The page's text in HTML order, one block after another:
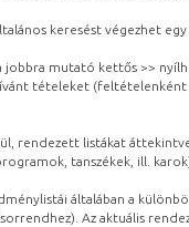
keresést végezhet
jobbra mutató kettős >>
tételeket (feltételenként
rendezett listákat
tanszékek, ill.
általában a
Az aktuális